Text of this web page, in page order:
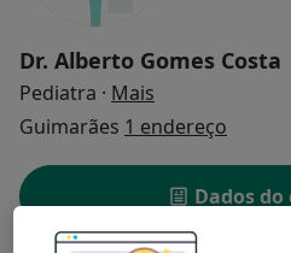
Dr. Alberto Gomes Costa
Pediatra · Mais
Guimarães 1 endereço
Dados